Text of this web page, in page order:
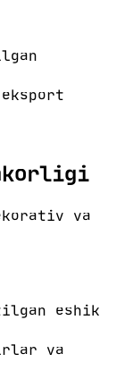
va
eshik
va